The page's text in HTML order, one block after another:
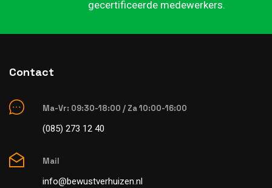
gecertificeerde medewerkers.
Contact
Ma-Vr: 09:30-18:00 / Za 10:00-16:00
(085) 273 12 40
Mail
info@bewustverhuizen.nl